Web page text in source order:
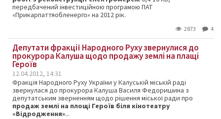
передбачений інвестиційною програмою ПАТ
«Прикарпаттяобленерго» на 2012 рік.
2873 4
Депутати фракції Народного Руху звернулися до
прокурора Калуша щодо продажу землі на плащі
Героїв
12.04.2012, 14:31
Фракція Народного Руху України у Калуській міській раді
звернулася до прокурора Калуша Василя Федоришина з
депутатським зверненням щодо рішення міської ради про
продаж землі на площі Героїв біля кінотеатру
«Відродження»...